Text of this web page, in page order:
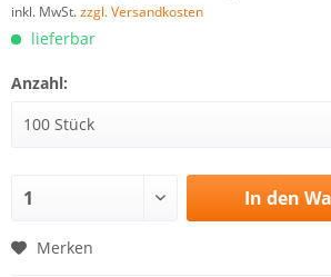
inkl. MwSt.zzgl. Versandkosten
lieferbar
Anzahl:
In den
Merken